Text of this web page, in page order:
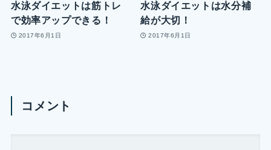
水泳ダイエットは筋トレ
で効率アップできる！
2017年6月1日
水泳ダイエットは水分補
給が大切！
2017年6月1日
コメント